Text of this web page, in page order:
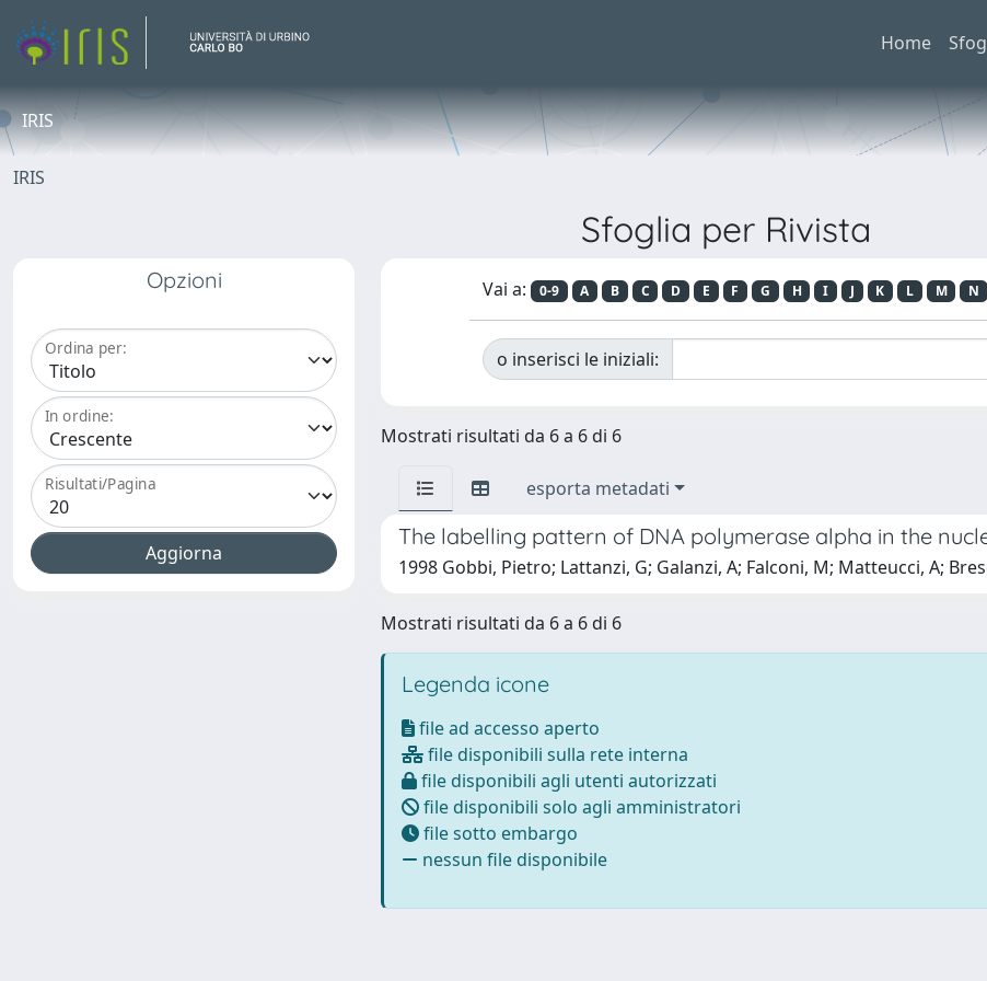
Home
IRIS
IRIS
Sfoglia per Rivista
Opzioni
Ordina per:
In ordine:
Risultati/Pagina
Vai a: 0-9 A B C D E F G H I J K L M N
o inserisci le iniziali:
Mostrati risultati da 6 a 6 di 6
esporta metadati
The labelling pattern of DNA polymerase alpha in the
1998 Gobbi, Pietro; Lattanzi, G; Galanzi, A; Falconi, M; Matteucci, A;
Mostrati risultati da 6 a 6 di 6
Legenda icone
file ad accesso aperto
file disponibili sulla rete interna
file disponibili agli utenti autorizzati
file disponibili solo agli amministratori
file sotto embargo
nessun file disponibile